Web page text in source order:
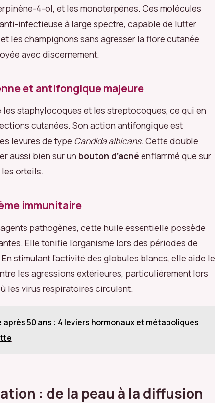
4-ol, et les monoterpènes. Ces molécules
infectieuse à large spectre, capable de lutter
les champignons sans agresser la flore cutanée
avec discernement.
et antifongique majeure
staphylocoques et les streptocoques, ce qui en
cutanées. Son action antifongique est
levures de type Candida albicans. Cette double
aussi bien sur un bouton d’acné enflammé que sur
orteils.
immunitaire
pathogènes, cette huile essentielle possède
Elle tonifie l’organisme lors des périodes de
stimulant l’activité des globules blancs, elle aide le
les agressions extérieures, particulièrement lors
les virus respiratoires circulent.
après 50 ans : 4 leviers hormonaux et métaboliques
: de la peau à la diffusion